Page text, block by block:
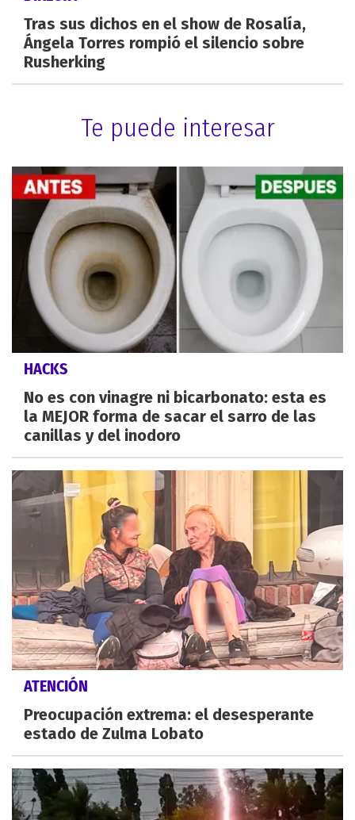
Tras sus dichos en el show de Rosalía,
Ángela Torres rompió el silencio sobre
Rusherking
Te puede interesar
HACKS
No es con vinagre ni bicarbonato: esta es
la MEJOR forma de sacar el sarro de las
canillas y del inodoro
ATENCIÓN
Preocupación extrema: el desesperante
estado de Zulma Lobato